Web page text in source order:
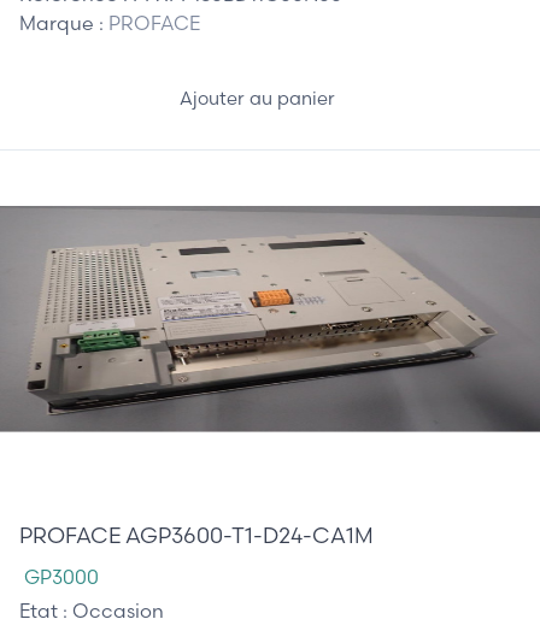
Marque : PROFACE
Ajouter au panier
PROFACE AGP3600-T1-D24-CA1M
GP3000
Etat : Occasion